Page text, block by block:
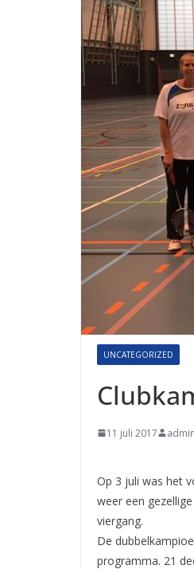
UNCATEGORIZED
11 juli 2017 admin
Op 3 juli was het
weer een
viergang.
De
programma. 21